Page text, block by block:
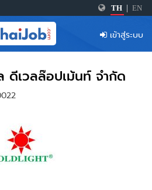
TH EN
เข้าสู่ระบบ
ดีเวลล๊อปเม้นท์ จำกัด